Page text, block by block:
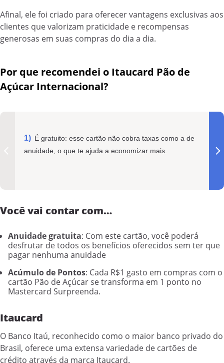
Afinal, ele foi criado para oferecer vantagens exclusivas aos
clientes que valorizam praticidade e recompensas
generosas em suas compras do dia a dia.
Por que recomendei o Itaucard Pão de
Açúcar Internacional?
É gratuito: esse cartão não cobra taxas como a de
anuidade, o que te ajuda a economizar mais.
Você vai contar com…
Anuidade gratuita: Com este cartão, você poderá
desfrutar de todos os benefícios oferecidos sem ter que
pagar nenhuma anuidade
Acúmulo de Pontos: Cada R$1 gasto em compras com o
cartão Pão de Açúcar se transforma em 1 ponto no
Mastercard Surpreenda.
Itaucard
O Banco Itaú, reconhecido como o maior banco privado do
Brasil, oferece uma extensa variedade de cartões de
crédito através da marca Itaucard.